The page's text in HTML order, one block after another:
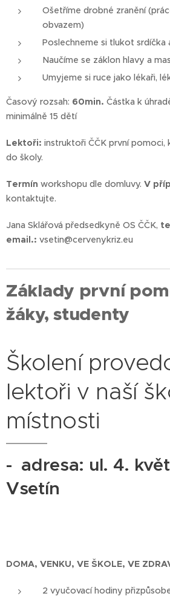
Ošetříme drobné zranění
obvazem)
Poslechneme si tlukot srdíčka
Naučíme se záklon hlavy a
Umyjeme si ruce jako lékaři,
Časový rozsah: 60min. Částka k
minimálně 15 dětí
Lektoři: instruktoři ČČK první pomoci,
do školy.
Termín workshopu dle domluvy. V
kontaktujte.
Jana Sklářová předsedkyně OS ČČK,
email.: vsetin@cervenykriz.eu
Základy první
žáky, studenty
Školení
lektoři v naší
místnosti
- adresa: ul. 4.
Vsetín
DOMA, VENKU, VE ŠKOLE, VE
2 vyučovací hodiny